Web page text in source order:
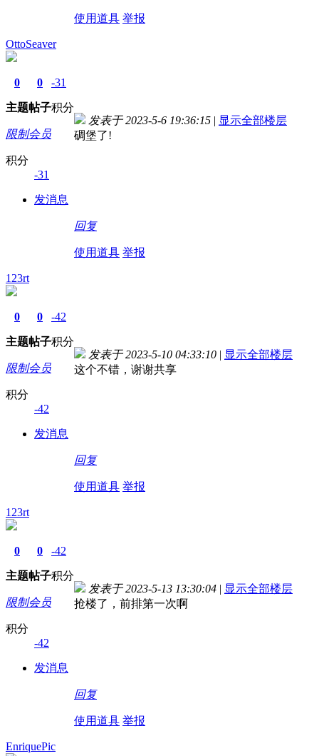
使用道具 举报
OttoSeaver
0
主题
0
帖子
-31
积分
限制会员
积分
-31
发消息
发表于 2023-5-6 19:36:15 | 显示全部楼层
碉堡了!
回复
使用道具 举报
123rt
0
主题
0
帖子
-42
积分
限制会员
积分
-42
发消息
发表于 2023-5-10 04:33:10 | 显示全部楼层
这个不错，谢谢共享
回复
使用道具 举报
123rt
0
主题
0
帖子
-42
积分
限制会员
积分
-42
发消息
发表于 2023-5-13 13:30:04 | 显示全部楼层
抢楼了，前排第一次啊
回复
使用道具 举报
EnriquePic